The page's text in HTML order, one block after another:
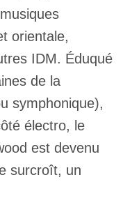
orientale,
IDM. Éduqué
de la
symphonique),
électro, le
est devenu
surcroît, un